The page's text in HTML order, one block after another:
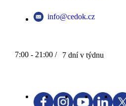
info@cedok.cz
7:00 - 21:00 / 7 dní v týdnu